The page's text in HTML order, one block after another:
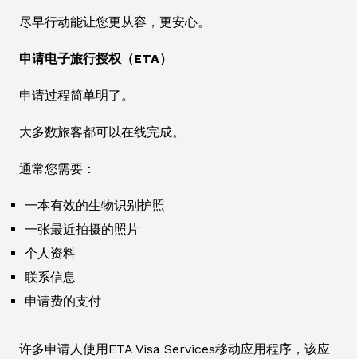
尽早行动能让您更从容，更安心。
申请电子旅行授权（ETA）
申请过程简单明了。
大多数旅客都可以在线完成。
通常您需要：
一本有效的生物识别护照
一张最近拍摄的照片
个人资料
联系信息
申请费的支付
许多申请人使用ETA Visa Services移动应用程序，该应